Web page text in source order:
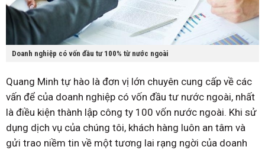
Doanh nghiệp có vốn đầu tư 100% từ nước ngoài
Quang Minh tự hào là đơn vị lớn chuyên cung cấp về các
vấn để của doanh nghiệp có vốn đầu tư nước ngoài, nhất
là điều kiện thành lập công ty 100 vốn nước ngoài. Khi sử
dụng dịch vụ của chúng tôi, khách hàng luôn an tâm và
gửi trao niềm tin về một tương lai rạng ngời của doanh